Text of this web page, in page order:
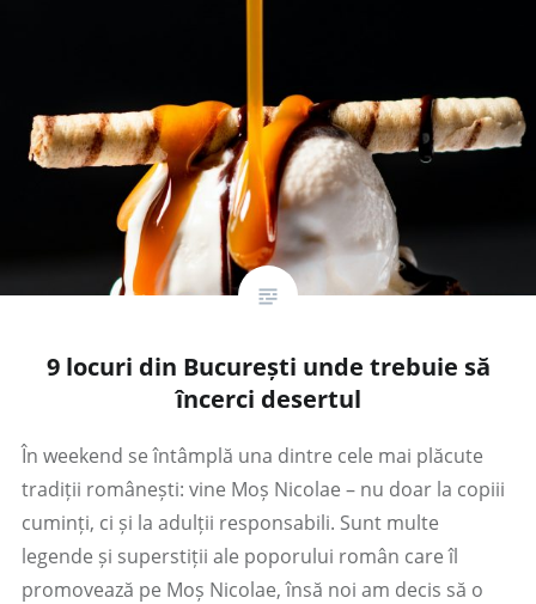
9 locuri din București unde trebuie să
încerci desertul
În weekend se întâmplă una dintre cele mai plăcute
tradiții românești: vine Moș Nicolae – nu doar la copiii
cuminți, ci și la adulții responsabili. Sunt multe
legende și superstiții ale poporului român care îl
promovează pe Moș Nicolae, însă noi am decis să o